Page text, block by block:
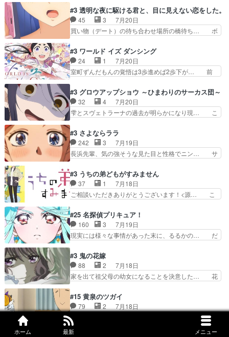
ホーム 最新 メニュー
えてみんなで物作りで一気に… 作画は最高なのに
話がつまらない。やっぱ京… 天下り式に竹のフィ
ラメントが出てきたのは…
はアストレアの野望による性転換、後半… アスト
レア君の作戦に皆巻き込まれてて草捕… アストレ
アが作った薬によって男女入れ替わ… アルトレア
がポルックスのこと好きとは言え… アストレアが
払い騒動と賑やかでいいねw… 偉大な父を持つが
故の悩(独自のおっぱい論… 鉄板中の鉄板、性転
換と酩酊ネタの二連発(…
#3 透明な夜に駆ける君と、目に見えない恋をした。
45 3
7月20日
買い物（デート）の待ち合わせ場所の橋待ち… ボ
を照らす打ち上げ花火。人混みの中、み… どんど
んキュンが増えていく展開に毎回わく… ちょこっ
と書ければと風が吹き手元にあった… 』は、率直
に言って脚本と演出が悪いと思う… 小春の目が見
と、空野の億劫さがリアルだ… かけると小春、二
人が一緒に過ごす時間が描… ヒロインの目が不自
由だから音を大切にして…
#3 ワールド イズ ダンシング
24 1
7月20日
室町ずんだもんの覚悟は3歩進めば2歩下が… 前
が主人公の漫画がアニメになったらし… 壮絶だっ
た…30分で2時間の映画のように… すべての表現
がピタリと揃った傑作本当に素… たまに現れて謎
のアドバイスをしてくれるお… 可愛いキャラデザ
とが決まる。更に父から… 再び鬼夜叉を導く、素
性不明の彼の名前を知… 恵まれた身分に甘え、修
練を怠るキャラは苦…
#3 グロウアップショウ ～ひまわりのサーカス団～
32 4
7月20日
雫とスヴェトラーナの過去が明らかになり現… こ
県豊川市付近が舞台なのか～現地にも出… 前回に
引き続き、今回もおぱんつであります… キャラク
ターが可愛いのはもちろん、ストー… 皇ではなく
ひまわりを蔑ろにして皇に乗り換… 傷跡なんか、
外あまり見どころがない。1… いや～、めちゃく
ちゃおもしろいね。瑞佳は… キャラデザが映える
のは勿論だけど脚本に歩…
#3 さよならララ
242 3
7月19日
長浜先輩、気の強そうな見た目と性格でニン… サ
なったからユリ確定！＼(^o^)／ラ… プロローグ
的な１話、２話からの浮世離れし… 茉里のボクシ
ングにかける真摯さ格好良かっ… 今回はゲストが
２名！ワンピースの作画さん… あほって言う茉里
母親を失い、アウェーの… ３話の地味に好きポイ
ントは、冒頭でララが… ボクシング部部員たちの
設定を公開！辻さん…
#3 うちの弟どもがすみません
37 1
7月18日
ご相談いただきありがとうございます！<源… こ
家事を頑張り過ぎてテストの結果が酷く… 糸ちゃ
んと源くん、類くんのお買い物シーン… ３話にし
てもう普通に物語が楽しみになっち… 類くんの将
来の夢が微笑ましいまだまだ甘え… 前髪ぱっつん
活するようになってからの話… 最後の「かわい
い」の破壊力よ…あれは成田… 糸と4人の弟の関
わり方がどう変化していく…
#25 名探偵プリキュア！
160 3
7月19日
現実には様々な事情があった末に、るるかの… だ
レール編の始まり、エリザさんの回で「… 「マジ
ラ」と言えば同時上映の「公タロウ」… キュアエ
クレールはやっぱりくれあだったか… エクレール
は誰だ編、遂に答え合わせの時だ… これで自分も
の何もない日常※もっと密着… LIMITかも知れな
い。キュアエクレール… ・解決編、完全に前4話
で謎解きさせるスタ…
#3 鬼の花嫁
88 2
7月18日
家を出て祖父母の幼女になることを決意した… 花
コミどころが多すぎてある意味おもしろ… 胸が凄
くスカッっとしたずっと苦痛を伴って… 祖父母に
人の心があってよかった。それにし… 柚子が家族
と決別する回柚子を傷つけた瑶太… 今期のアニメ
で1番おもろい。鬼してほしい… 祖父母の柚子を
#15 黄泉のツガイ
79 2
7月18日
村への不信感あり…しかしダンジと過ごした… ダ
ンジが下界で偽アサを探す？聞きたいこと… ダン